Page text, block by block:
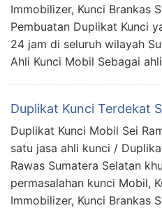
Immobilizer, Kunci Brankas
Pembuatan Duplikat Kunci
24 jam di seluruh wilayah
Ahli Kunci Mobil Sebagai
Duplikat Kunci Terdekat
Duplikat Kunci Mobil Sei
satu jasa ahli kunci /
Rawas Sumatera Selatan
permasalahan kunci Mobil,
Immobilizer, Kunci Brankas